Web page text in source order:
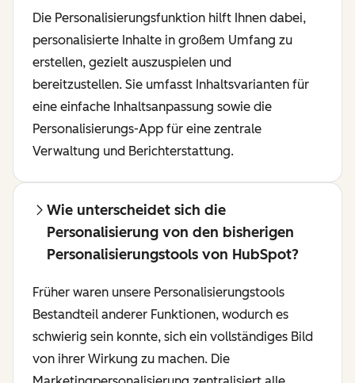
Die Personalisierungsfunktion hilft Ihnen dabei,
personalisierte Inhalte in großem Umfang zu
erstellen, gezielt auszuspielen und
bereitzustellen. Sie umfasst Inhaltsvarianten für
eine einfache Inhaltsanpassung sowie die
Personalisierungs-App für eine zentrale
Verwaltung und Berichterstattung.
Wie unterscheidet sich die
Personalisierung von den bisherigen
Personalisierungstools von HubSpot?
Früher waren unsere Personalisierungstools
Bestandteil anderer Funktionen, wodurch es
schwierig sein konnte, sich ein vollständiges Bild
von ihrer Wirkung zu machen. Die